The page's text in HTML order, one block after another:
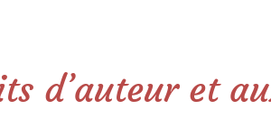
d’auteur et